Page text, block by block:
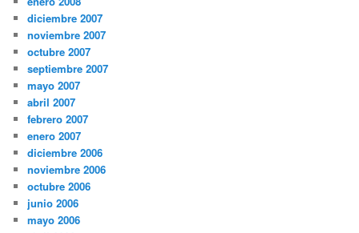
diciembre 2007
noviembre 2007
octubre 2007
septiembre 2007
mayo 2007
abril 2007
febrero 2007
enero 2007
diciembre 2006
noviembre 2006
octubre 2006
junio 2006
mayo 2006